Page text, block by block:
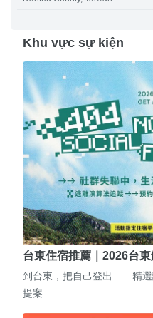
Khu vực sự kiện
台東住宿推薦｜2026台
到台東，把自己登出——精選
提案